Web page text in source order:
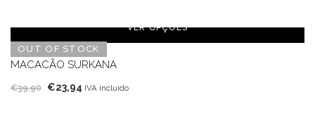
original
era:
€49,90.
atual
é:
€29,94.
OUT OF STOCK
VER OPÇÕES
MACACÃO SURKANA
€39,90 O
€23,94 O
IVA incluído